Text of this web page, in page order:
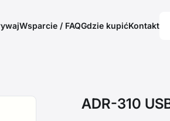
Wsparcie / FAQGdzie kupićKontakt
ADR-310